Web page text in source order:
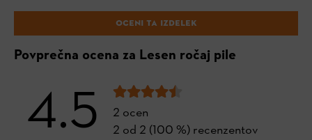
OCENI TA IZDELEK
Povprečna ocena za Lesen ročaj pile
4.5
2 ocen
2 od 2 (100 %) recenzentov